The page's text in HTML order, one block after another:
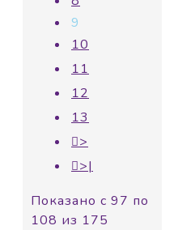
9
10
11
12
13
>
>|
Показано с 97 по
108 из 175